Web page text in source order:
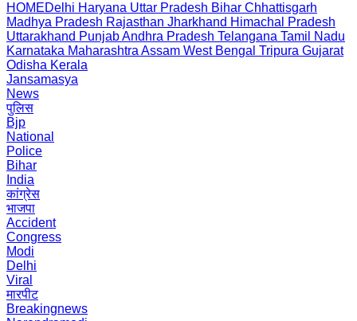
HOMEDelhi Haryana Uttar Pradesh Bihar Chhattisgarh
Madhya Pradesh Rajasthan Jharkhand Himachal Pradesh
Uttarakhand PunjabAndhra Pradesh Telangana Tamil Nadu
Karnataka Maharashtra Assam West Bengal Tripura Gujarat
Odisha Kerala
Jansamasya
News
पुलिस
Bjp
National
Police
Bihar
India
कांग्रेस
भाजपा
Accident
Congress
Modi
Delhi
Viral
मारपीट
Breakingnews